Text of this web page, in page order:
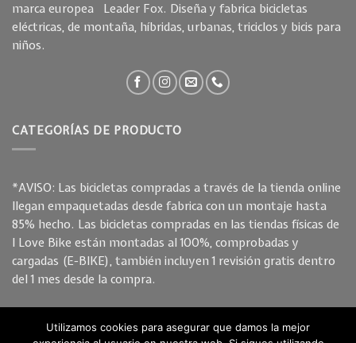
marca europea Leader Fox. Diseña y fabrica bicicletas
eléctricas, de montaña, híbridas, urbanas, triciclos y bicis para
niños.
CATEGORÍAS DE PRODUCTO
*AVISO: Las bicicletas compradas a través de la tienda online
llegan empaquetadas desde fabrica con un montaje hasta
85% hecho. Las bicicletas compradas en las tiendas físicas de
I Love Bike están montadas al 100%, comprobadas y
cargadas (E-BIKE), también incluyen 1 revisión gratis dentro
del 1 mes desde la compra.
Utilizamos cookies para asegurar que damos la mejor